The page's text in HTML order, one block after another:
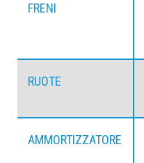
FRENI
RUOTE
AMMORTIZZATORE